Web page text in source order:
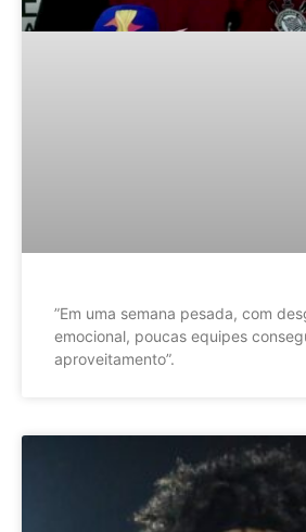
”Em uma semana pesada, com
emocional, poucas equipes
aproveitamento”.